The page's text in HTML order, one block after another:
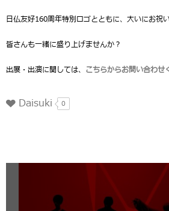
日仏友好160周年特別ロゴとともに、大いにお祝
皆さんも一緒に盛り上げませんか？
出展・出演に関しては、 こちらからお問い合わせ
Daisuki 0